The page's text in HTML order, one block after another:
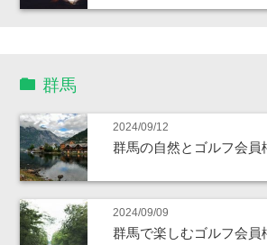
群馬
2024/09/12
群馬の自然とゴルフ会員
2024/09/09
群馬で楽しむゴルフ会員